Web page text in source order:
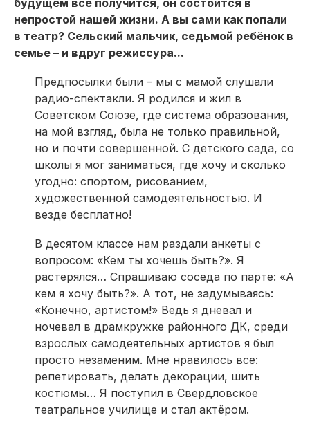
будущем все получится, он состоится в
непростой нашей жизни. А вы сами как попали
в театр? Сельский мальчик, седьмой ребёнок в
семье – и вдруг режиссура...
Предпосылки были – мы с мамой слушали
радио-спектакли. Я родился и жил в
Советском Союзе, где система образования,
на мой взгляд, была не только правильной,
но и почти совершенной. С детского сада, со
школы я мог заниматься, где хочу и сколько
угодно: спортом, рисованием,
художественной самодеятельностью. И
везде бесплатно!
В десятом классе нам раздали анкеты с
вопросом: «Кем ты хочешь быть?». Я
растерялся… Спрашиваю соседа по парте: «А
кем я хочу быть?». А тот, не задумываясь:
«Конечно, артистом!» Ведь я дневал и
ночевал в драмкружке районного ДК, среди
взрослых самодеятельных артистов я был
просто незаменим. Мне нравилось все:
репетировать, делать декорации, шить
костюмы… Я поступил в Свердловское
театральное училище и стал актёром.